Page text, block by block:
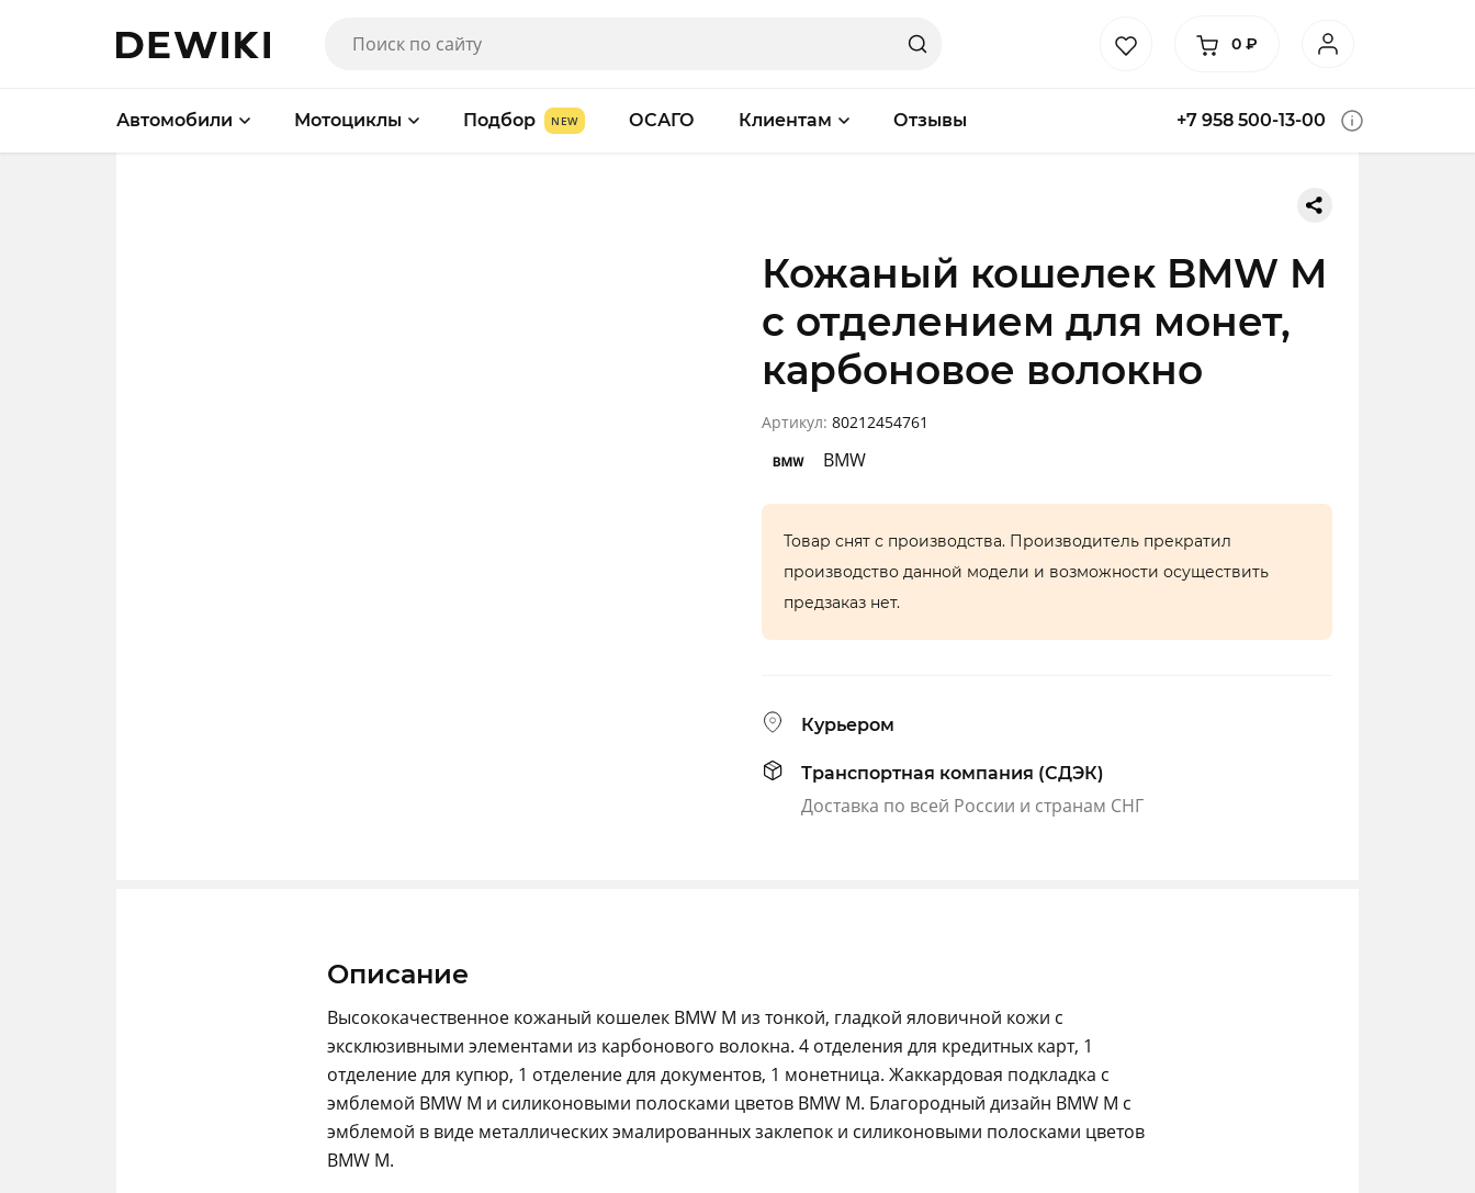
0 ₽
Автомобили Мотоциклы Подбор ОСАГО Клиентам Отзывы +7 958 500-13-00
Кожаный кошелек BMW M
с отделением для монет,
карбоновое волокно
Артикул: 80212454761
BMW
Товар снят с производства. Производитель прекратил
производство данной модели и возможности осуществить
предзаказ нет.
Курьером
Транспортная компания (СДЭК)
Доставка по всей России и странам СНГ
Описание
Высококачественное кожаный кошелек BMW M из тонкой, гладкой яловичной кожи с
эксклюзивными элементами из карбонового волокна. 4 отделения для кредитных карт, 1
отделение для купюр, 1 отделение для документов, 1 монетница. Жаккардовая подкладка с
эмблемой BMW M и силиконовыми полосками цветов BMW M. Благородный дизайн BMW M с
эмблемой в виде металлических эмалированных заклепок и силиконовыми полосками цветов
BMW M.